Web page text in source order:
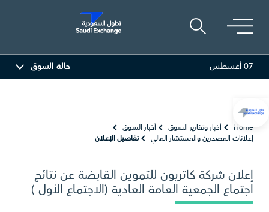
07 أغسطس حالة السوق
Home أخبار وتقارير السوق
أخبار السوق
إعلانات المصدرين والمستشار المالي
تفاصيل الإعلان
إعلان شركة كاتريون للتموين القابضة عن نتائج
اجتماع الجمعية العامة العادية (الاجتماع الأول )